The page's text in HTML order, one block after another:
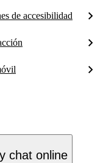
de accesibilidad
chat online